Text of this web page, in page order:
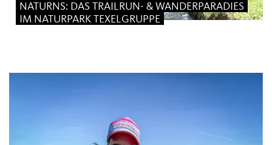
NATURNS: DAS TRAILRUN- & WANDERPARADIES
IM NATURPARK TEXELGRUPPE